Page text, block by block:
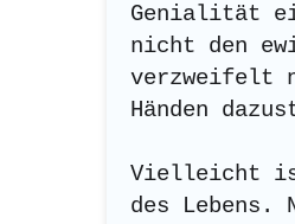
Genialität
nicht den
verzweifelt
Händen
Vielleicht ist
des